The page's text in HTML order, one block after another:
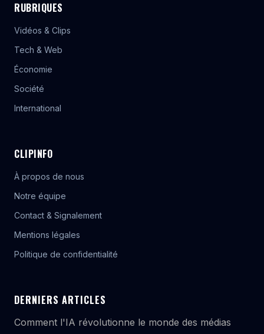
RUBRIQUES
Vidéos & Clips
Tech & Web
Économie
Société
International
CLIPINFO
À propos de nous
Notre équipe
Contact & Signalement
Mentions légales
Politique de confidentialité
DERNIERS ARTICLES
Comment l'IA révolutionne le monde des médias